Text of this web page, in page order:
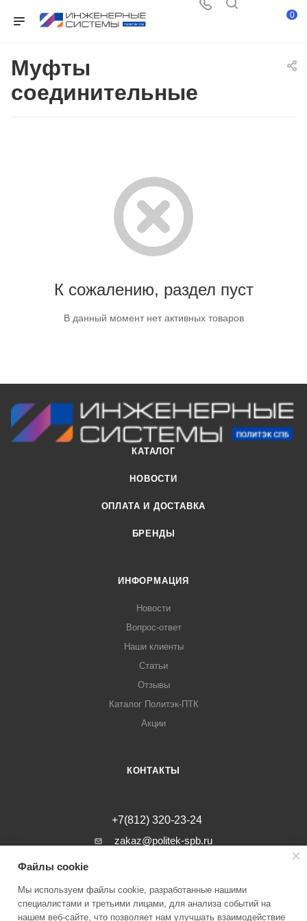
0
Муфты
соединительные
К сожалению, раздел пуст
В данный момент нет активных товаров
КАТАЛОГ
НОВОСТИ
ОПЛАТА И ДОСТАВКА
БРЕНДЫ
ИНФОРМАЦИЯ
Новости
Вопрос-ответ
Наши клиенты
Статьи
Отзывы
Каталог Политэк-ПТК
Акции
КОНТАКТЫ
+7(812) 320-23-24
zakaz@politek-spb.ru
г. Санкт-Петербург, Минеральная ул, д.
Файлы cookie
Мы используем файлы cookie, разработанные нашими
специалистами и третьими лицами, для анализа событий на
нашем веб-сайте, что позволяет нам улучшать взаимодействие